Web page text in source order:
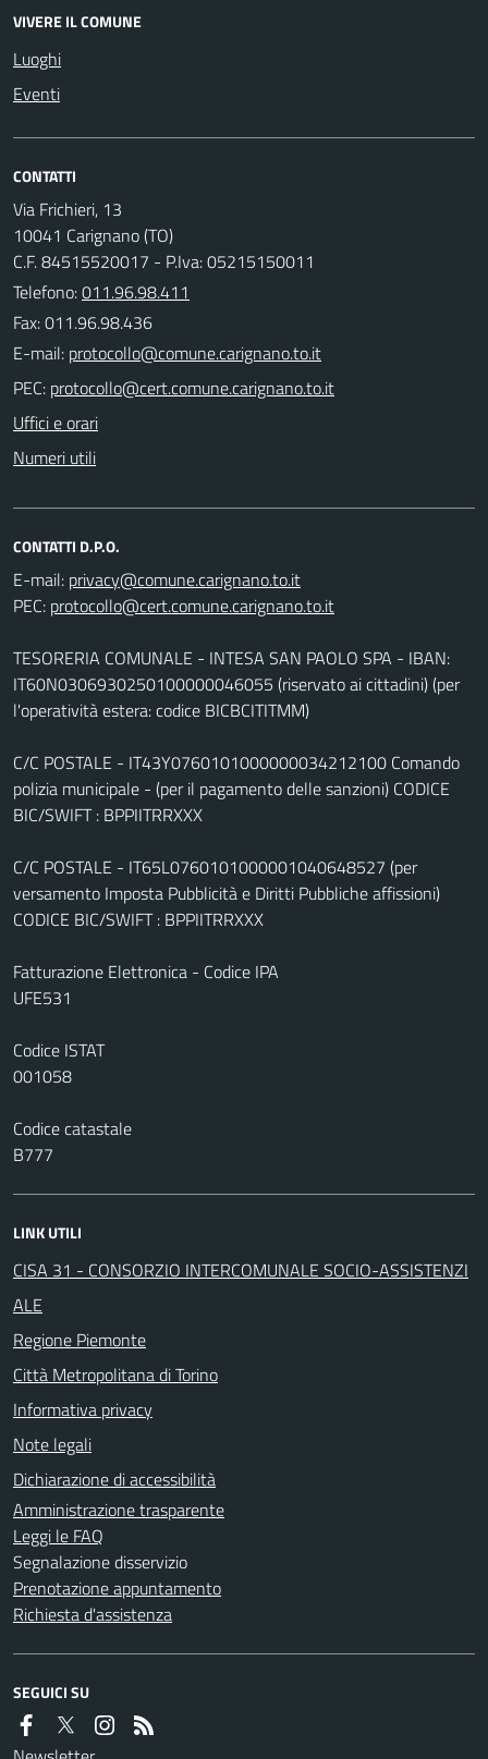
VIVERE IL COMUNE
Luoghi
Eventi
CONTATTI
Via Frichieri, 13
10041 Carignano (TO)
C.F. 84515520017 - P.Iva: 05215150011
Telefono:011.96.98.411
Fax: 011.96.98.436
E-mail:
PEC:
Uffici e orari
Numeri utili
CONTATTI D.P.O.
E-mail:
PEC:
TESORERIA COMUNALE - INTESA SAN PAOLO SPA - IBAN:
IT60N0306930250100000046055 (riservato ai cittadini) (per
l'operatività estera: codice BICBCITITMM)
C/C POSTALE - IT43Y0760101000000034212100 Comando
polizia municipale - (per il pagamento delle sanzioni) CODICE
BIC/SWIFT : BPPIITRRXXX
C/C POSTALE - IT65L0760101000001040648527 (per
versamento Imposta Pubblicità e Diritti Pubbliche affissioni)
CODICE BIC/SWIFT : BPPIITRRXXX
Fatturazione Elettronica - Codice IPA
UFE531
Codice ISTAT
001058
Codice catastale
B777
LINK UTILI
CISA 31 - CONSORZIO INTERCOMUNALE SOCIO-ASSISTENZI
ALE
Regione Piemonte
Città Metropolitana di Torino
Informativa privacy
Note legali
Dichiarazione di accessibilità
Amministrazione trasparente
Leggi le FAQ
Segnalazione disservizio
Prenotazione appuntamento
Richiesta d'assistenza
SEGUICI SU